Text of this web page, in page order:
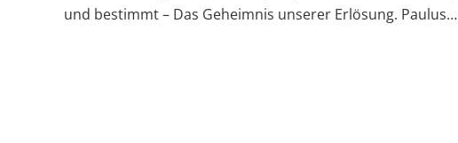
und bestimmt – Das Geheimnis unserer Erlösung. Paulus…